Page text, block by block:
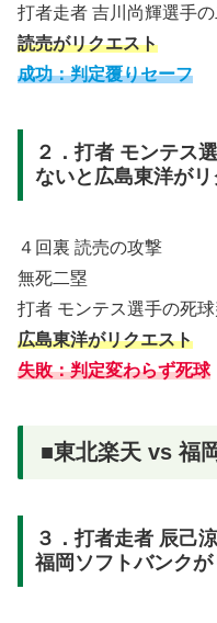
打者走者 吉川尚輝選手
読売がリクエスト
成功：判定覆りセーフ
２．打者 モンテス
ないと広島東洋がリ
４回裏 読売の攻撃
無死二塁
打者 モンテス選手の死
広島東洋がリクエスト
失敗：判定変わらず死球
■東北楽天 vs 福
３．打者走者 辰己
福岡ソフトバンクが